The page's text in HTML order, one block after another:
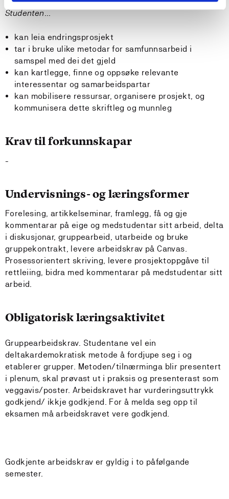
Studenten...
kan leia endringsprosjekt
tar i bruke ulike metodar for samfunnsarbeid i
samspel med dei det gjeld
kan kartlegge, finne og oppsøke relevante
interessentar og samarbeidspartar
kan mobilisere ressursar, organisere prosjekt, og
kommunisera dette skriftleg og munnleg
Krav til forkunnskapar
-
Undervisnings- og læringsformer
Forelesing, artikkelseminar, framlegg, få og gje
kommentarar på eige og medstudentar sitt arbeid, delta
i diskusjonar, gruppearbeid, utarbeide og bruke
gruppekontrakt, levere arbeidskrav på Canvas.
Prosessorientert skriving, levere prosjektoppgåve til
rettleiing, bidra med kommentarar på medstudentar sitt
arbeid.
Obligatorisk læringsaktivitet
Gruppearbeidskrav. Studentane vel ein
deltakardemokratisk metode å fordjupe seg i og
etablerer grupper. Metoden/tilnærminga blir presentert
i plenum, skal prøvast ut i praksis og presenterast som
veggavis/poster. Arbeidskravet har vurderingsuttrykk
godkjend/ ikkje godkjend. For å melda seg opp til
eksamen må arbeidskravet vere godkjend.
Godkjente arbeidskrav er gyldig i to påfølgande
semester.